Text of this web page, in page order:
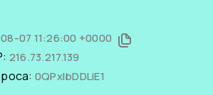
07 11:26:00 +0000
216.73.217.139
0QPxlbDDLiE1